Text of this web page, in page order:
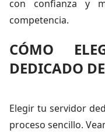
con confianza y
competencia.
CÓMO
DEDICADO
Elegir tu servidor
proceso sencillo.